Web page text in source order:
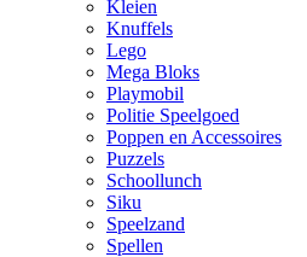
Kleien
Knuffels
Lego
Mega Bloks
Playmobil
Politie Speelgoed
Poppen en Accessoires
Puzzels
Schoollunch
Siku
Speelzand
Spellen